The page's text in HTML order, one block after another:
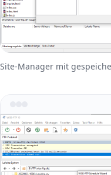
Site-Manager mit